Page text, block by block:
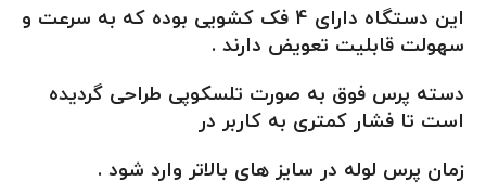
این دستگاه دارای 4 فک کشویی بوده که به سرعت و
سهولت قابلیت تعویض دارند .
دسته پرس فوق به صورت تلسکوپی طراحی گردیده
است تا فشار کمتری به کاربر در
زمان پرس لوله در سایز های بالاتر وارد شود .